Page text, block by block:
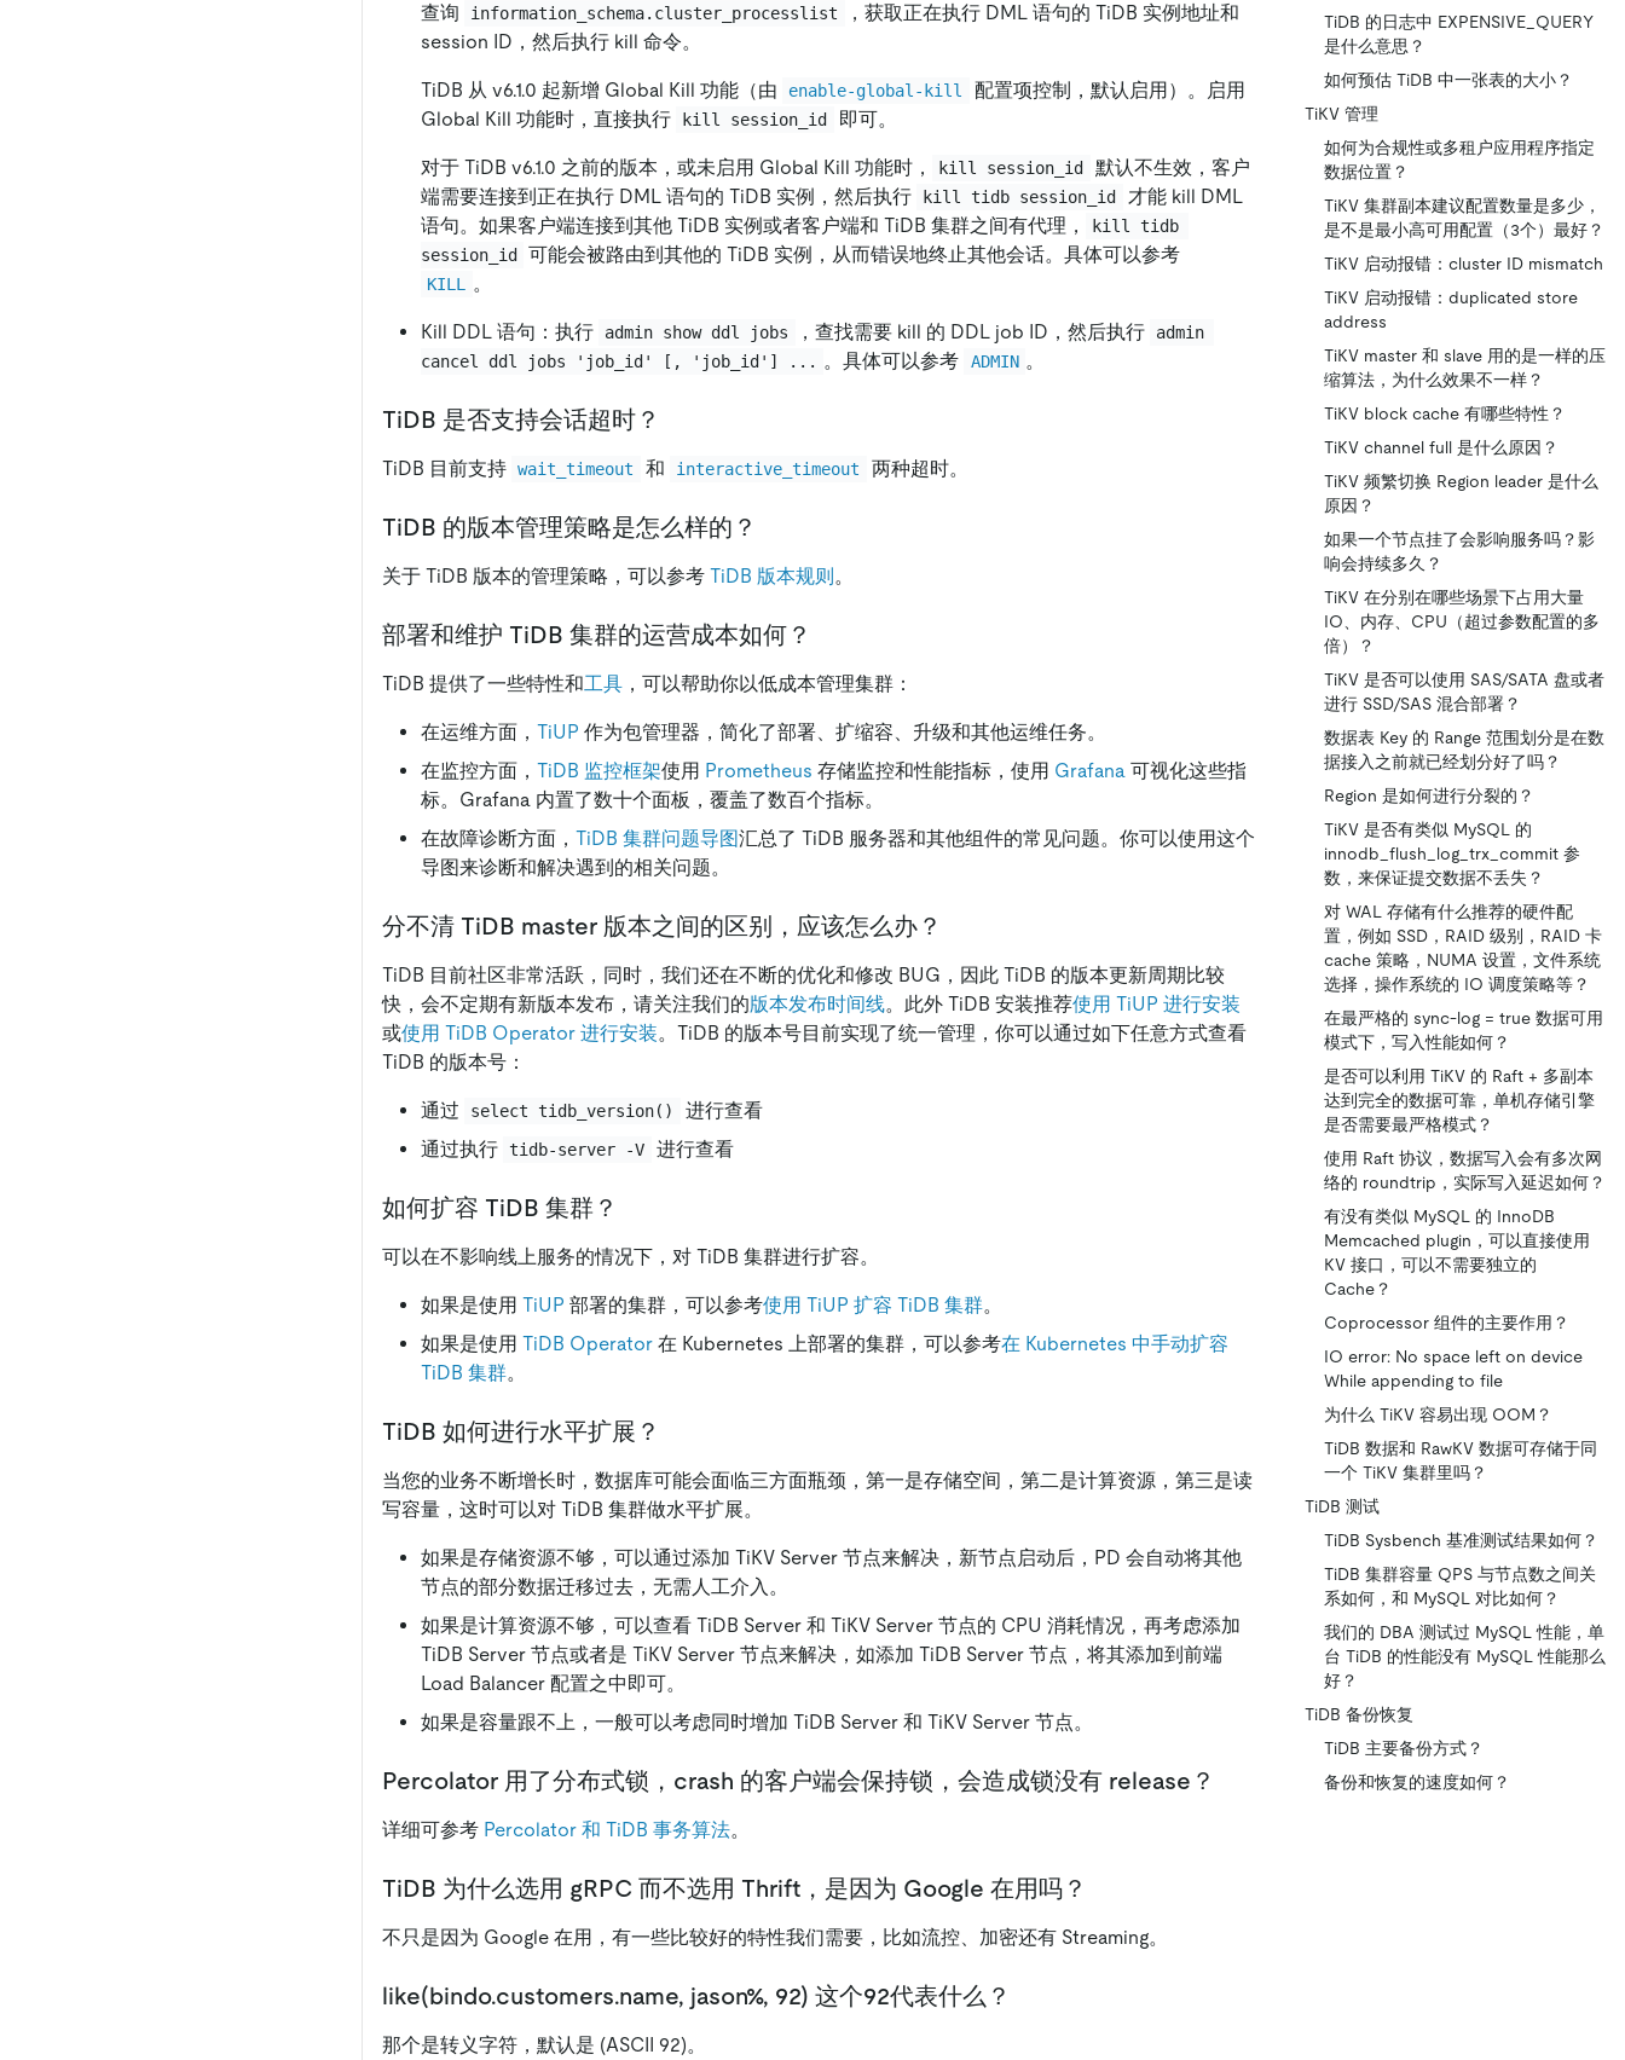
查询 information_schema.cluster_processlist
，获取正在执行 DML 语句的 TiDB 实例地址和
session ID，然后执行 kill 命令。
TiDB 从 v6.1.0 起新增 Global Kill 功能（由 enable-global-kill
配置项控制，默认启用）。启用
Global Kill 功能时，直接执行
kill session_id 即可。
对于 TiDB v6.1.0 之前的版本，或未启用 Global Kill 功能时， kill session_id
默认不生效，客户
端需要连接到正在执行 DML 语句的 TiDB 实例，然后执行
kill tidb session_id
才能 kill DML
语句。如果客户端连接到其他 TiDB 实例或者客户端和 TiDB 集群之间有代理，
kill tidb
session_id
可能会被路由到其他的 TiDB 实例，从而错误地终止其他会话。具体可以参考
KILL 。
Kill DDL 语句：执行 admin show ddl jobs ，查找需要 kill 的 DDL job ID，然后执行
admin
cancel ddl jobs 'job_id' [, 'job_id'] ... 。具体可以参考 ADMIN 。
TiDB 是否支持会话超时？
TiDB 目前支持 wait_timeout 和 interactive_timeout 两种超时。
TiDB 的版本管理策略是怎么样的？
关于 TiDB 版本的管理策略，可以参考 TiDB 版本规则。
部署和维护 TiDB 集群的运营成本如何？
TiDB 提供了一些特性和工具 ，可以帮助你以低成本管理集群：
在运维方面， TiUP 作为包管理器，简化了部署、扩缩容、升级和其他运维任务。
在监控方面， TiDB 监控框架使用 Prometheus 存储监控和性能指标，使用 Grafana 可视化这些指
标。Grafana 内置了数十个面板，覆盖了数百个指标。
在故障诊断方面， TiDB 集群问题导图汇总了 TiDB 服务器和其他组件的常见问题。你可以使用这个
导图来诊断和解决遇到的相关问题。
分不清 TiDB master 版本之间的区别，应该怎么办？
TiDB 目前社区非常活跃，同时，我们还在不断的优化和修改 BUG，因此 TiDB 的版本更新周期比较
快，会不定期有新版本发布，请关注我们的版本发布时间线。此外 TiDB 安装推荐使用 TiUP 进行安装
或使用 TiDB Operator 进行安装。TiDB 的版本号目前实现了统一管理，你可以通过如下任意方式查看
TiDB 的版本号：
通过 select tidb_version()
进行查看
通过执行 tidb-server -V 进行查看
如何扩容 TiDB 集群？
可以在不影响线上服务的情况下，对 TiDB 集群进行扩容。
如果是使用 TiUP 部署的集群，可以参考使用 TiUP 扩容 TiDB 集群。
如果是使用 TiDB Operator 在 Kubernetes 上部署的集群，可以参考在 Kubernetes 中手动扩容
TiDB 集群。
TiDB 如何进行水平扩展？
当您的业务不断增长时，数据库可能会面临三方面瓶颈，第一是存储空间，第二是计算资源，第三是读
写容量，这时可以对 TiDB 集群做水平扩展。
如果是存储资源不够，可以通过添加 TiKV Server 节点来解决，新节点启动后，PD 会自动将其他
节点的部分数据迁移过去，无需人工介入。
如果是计算资源不够，可以查看 TiDB Server 和 TiKV Server 节点的 CPU 消耗情况，再考虑添加
TiDB Server 节点或者是 TiKV Server 节点来解决，如添加 TiDB Server 节点，将其添加到前端
Load Balancer 配置之中即可。
如果是容量跟不上，一般可以考虑同时增加 TiDB Server 和 TiKV Server 节点。
Percolator 用了分布式锁，crash 的客户端会保持锁，会造成锁没有 release？
详细可参考 Percolator 和 TiDB 事务算法。
TiDB 为什么选用 gRPC 而不选用 Thrift，是因为 Google 在用吗？
不只是因为 Google 在用，有一些比较好的特性我们需要，比如流控、加密还有 Streaming。
like(bindo.customers.name, jason%, 92) 这个92代表什么？
那个是转义字符，默认是 (ASCII 92)。
TiDB 的日志中 EXPENSIVE_QUERY
是什么意思？
如何预估 TiDB 中一张表的大小？
TiKV 管理
如何为合规性或多租户应用程序指定
数据位置？
TiKV 集群副本建议配置数量是多少，
是不是最小高可用配置（3个）最好？
TiKV 启动报错：cluster ID mismatch
TiKV 启动报错：duplicated store
address
TiKV master 和 slave 用的是一样的压
缩算法，为什么效果不一样？
TiKV block cache 有哪些特性？
TiKV channel full 是什么原因？
TiKV 频繁切换 Region leader 是什么
原因？
如果一个节点挂了会影响服务吗？影
响会持续多久？
TiKV 在分别在哪些场景下占用大量
IO、内存、CPU（超过参数配置的多
倍）？
TiKV 是否可以使用 SAS/SATA 盘或者
进行 SSD/SAS 混合部署？
数据表 Key 的 Range 范围划分是在数
据接入之前就已经划分好了吗？
Region 是如何进行分裂的？
TiKV 是否有类似 MySQL 的
innodb_flush_log_trx_commit 参
数，来保证提交数据不丢失？
对 WAL 存储有什么推荐的硬件配
置，例如 SSD，RAID 级别，RAID 卡
cache 策略，NUMA 设置，文件系统
选择，操作系统的 IO 调度策略等？
在最严格的 sync-log = true 数据可用
模式下，写入性能如何？
是否可以利用 TiKV 的 Raft + 多副本
达到完全的数据可靠，单机存储引擎
是否需要最严格模式？
使用 Raft 协议，数据写入会有多次网
络的 roundtrip，实际写入延迟如何？
有没有类似 MySQL 的 InnoDB
Memcached plugin，可以直接使用
KV 接口，可以不需要独立的
Cache？
Coprocessor 组件的主要作用？
IO error: No space left on device
While appending to file
为什么 TiKV 容易出现 OOM？
TiDB 数据和 RawKV 数据可存储于同
一个 TiKV 集群里吗？
TiDB 测试
TiDB Sysbench 基准测试结果如何？
TiDB 集群容量 QPS 与节点数之间关
系如何，和 MySQL 对比如何？
我们的 DBA 测试过 MySQL 性能，单
台 TiDB 的性能没有 MySQL 性能那么
好？
TiDB 备份恢复
TiDB 主要备份方式？
备份和恢复的速度如何？